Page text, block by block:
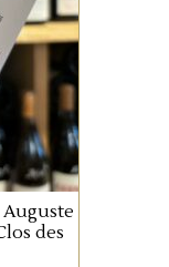
60
de
en
des